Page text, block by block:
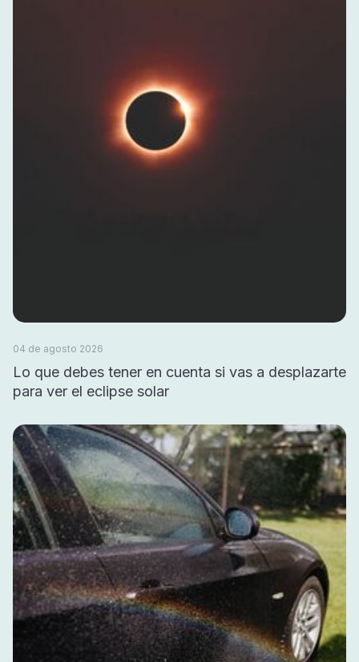
04 de agosto 2026
Lo que debes tener en cuenta si vas a desplazarte
para ver el eclipse solar